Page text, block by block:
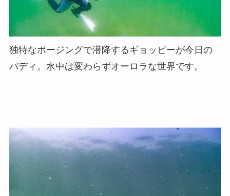
独特なポージングで潜降するギョッピーが今日の
バディ。水中は変わらずオーロラな世界です。